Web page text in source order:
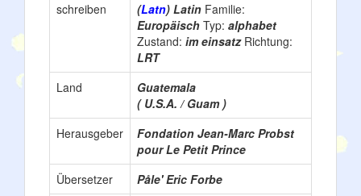
schreiben
(Latn) Latin Familie:
Europäisch Typ: alphabet
Zustand: im einsatz Richtung:
LRT
Land
Guatemala
( U.S.A. / Guam )
Herausgeber
Fondation Jean-Marc Probst
pour Le Petit Prince
Übersetzer
Påle' Eric Forbe